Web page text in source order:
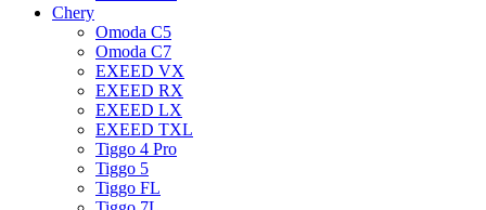
Chery
Omoda C5
Omoda C7
EXEED VX
EXEED RX
EXEED LX
EXEED TXL
Tiggo 4 Pro
Tiggo 5
Tiggo FL